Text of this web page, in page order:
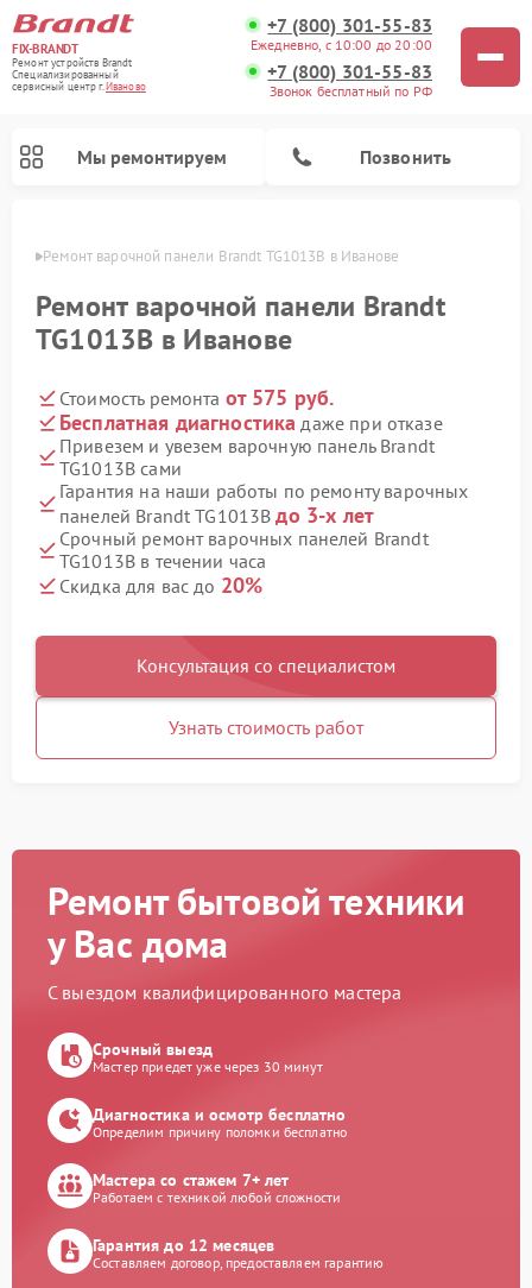
FIX-BRANDT
Ремонт устройств Brandt
Специализированный
cервисный центр г.Иваново
+7 (800) 301-55-83
Ежедневно, с 10:00 до 20:00
+7 (800) 301-55-83
Звонок бесплатный по РФ
Мы ремонтируем Позвонить
Ремонт варочной панели Brandt TG1013B в Иванове
Ремонт варочной панели Brandt
TG1013B в Иванове
Стоимость ремонта от 575 руб.
Бесплатная диагностика даже при отказе
Привезем и увезем варочную панель Brandt
TG1013B сами
Гарантия на наши работы по ремонту варочных
панелей Brandt TG1013Bдо 3-х лет
Срочный ремонт варочных панелей Brandt
TG1013B в течении часа
Скидка для вас до 20%
Консультация со специалистом
Узнать стоимость работ
Ремонт бытовой техники
у Вас дома
С выездом квалифицированного мастера
Срочный выезд
Мастер приедет уже через 30 минут
Диагностика и осмотр бесплатно
Определим причину поломки бесплатно
Мастера со стажем 7+ лет
Работаем с техникой любой сложности
Гарантия до 12 месяцев
Составляем договор, предоставляем гарантию